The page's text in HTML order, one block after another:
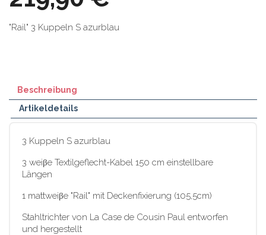
"Rail" 3 Kuppeln S azurblau
Beschreibung
Artikeldetails
3 Kuppeln S azurblau
3 weiβe Textilgeflecht-Kabel 150 cm einstellbare
Längen
1 mattweiβe "Rail" mit Deckenfixierung (105,5cm)
Stahltrichter von La Case de Cousin Paul entworfen
und hergestellt